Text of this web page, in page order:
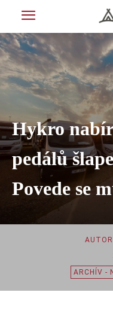
Hykro
pedálů
Povede se
ARCHÍV -